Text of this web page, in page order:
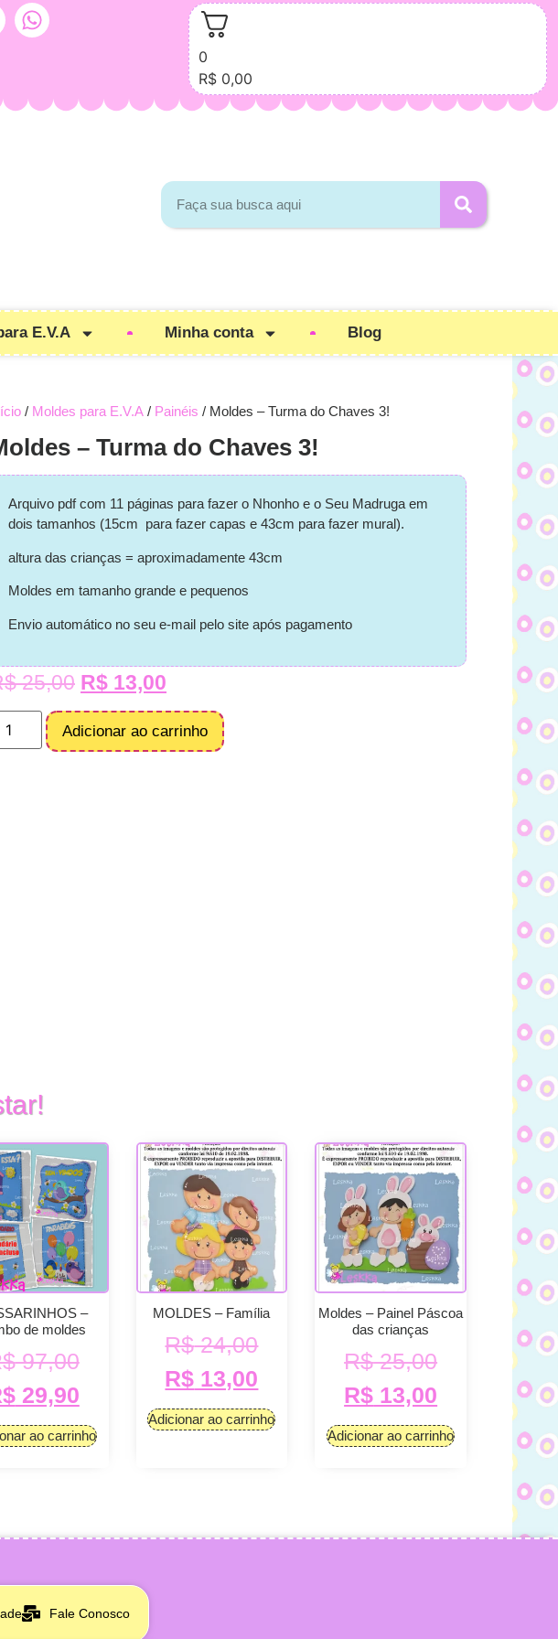
0
R$0,00
E.V.A Minha conta Blog
/ Moldes para E.V.A / Painéis / Moldes – Turma do Chaves 3!
– Turma do Chaves 3!
Arquivo pdf com 11 páginas para fazer o Nhonho e o Seu Madruga em
dois tamanhos (15cm para fazer capas e 43cm para fazer mural).
altura das crianças = aproximadamente 43cm
Moldes em tamanho grande e pequenos
Envio automático no seu e-mail pelo site após pagamento
25,00 R$ 13,00
Adicionar ao carrinho
–
de moldes
97,00
29,90
ao carrinho
MOLDES – Família
R$24,00
R$ 13,00
Adicionar ao carrinho
Moldes – Painel Páscoa
das crianças
R$25,00
R$ 13,00
Adicionar ao carrinho
Fale Conosco